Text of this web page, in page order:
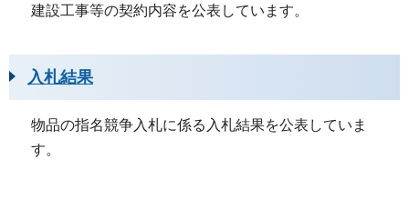
建設工事等の契約内容を公表しています。
入札結果
物品の指名競争入札に係る入札結果を公表していま
す。